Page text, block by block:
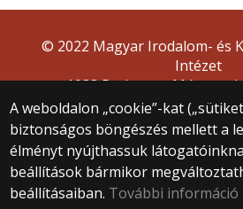
A weboldalon „cookie”-kat
biztonságos böngészés mellett a
élményt nyújthassuk
beállítások bármikor
beállításaiban. További információ
© 2022 Magyar Irodalom- és
Intézet
1088 Budapest, Múzeum